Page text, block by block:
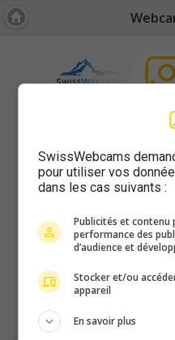
SwissWebcams
pour utiliser vos
dans les cas suivants :
Publicités et contenu
performance des
d’audience et
Stocker et/ou
appareil
En savoir plus